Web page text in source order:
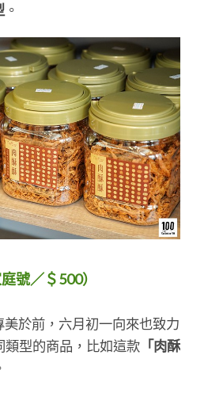
。
號／＄500）
美於前，六月初一向來也致力
類型的商品，比如這款 「肉酥